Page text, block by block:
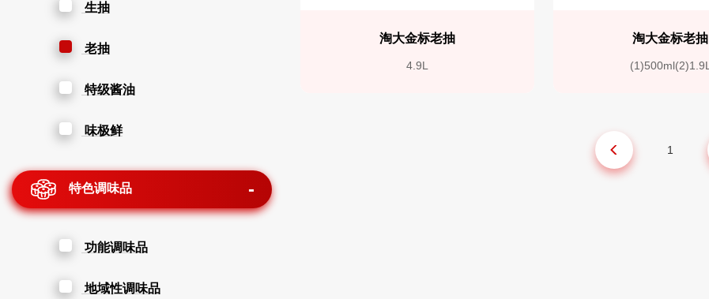
生抽
老抽
特级酱油
味极鲜
特色调味品
功能调味品
地域性调味品
淘大金标老抽
4.9L
淘大金标老抽
(1)500ml(2)1.9L
1